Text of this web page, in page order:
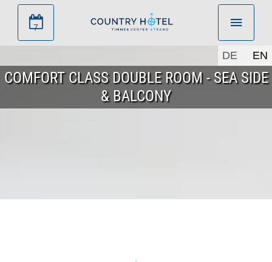
7
DE EN
COMFORT CLASS DOUBLE ROOM - SEA SIDE
& BALCONY